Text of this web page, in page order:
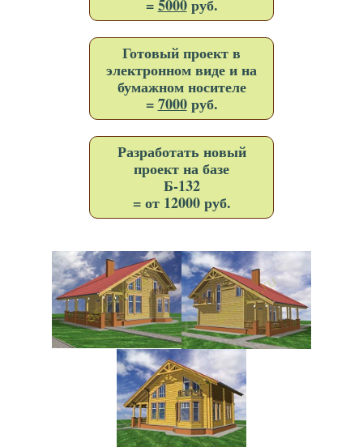
=5000руб.
Готовый проект в
электронном виде и на
бумажном носителе
=7000руб.
Разработать новый
проект на базе
Б-132
= от 12000 руб.